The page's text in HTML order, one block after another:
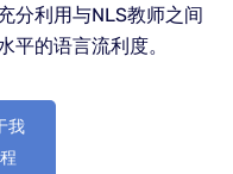
分利用与NLS教师之间
平的语言流利度。
我